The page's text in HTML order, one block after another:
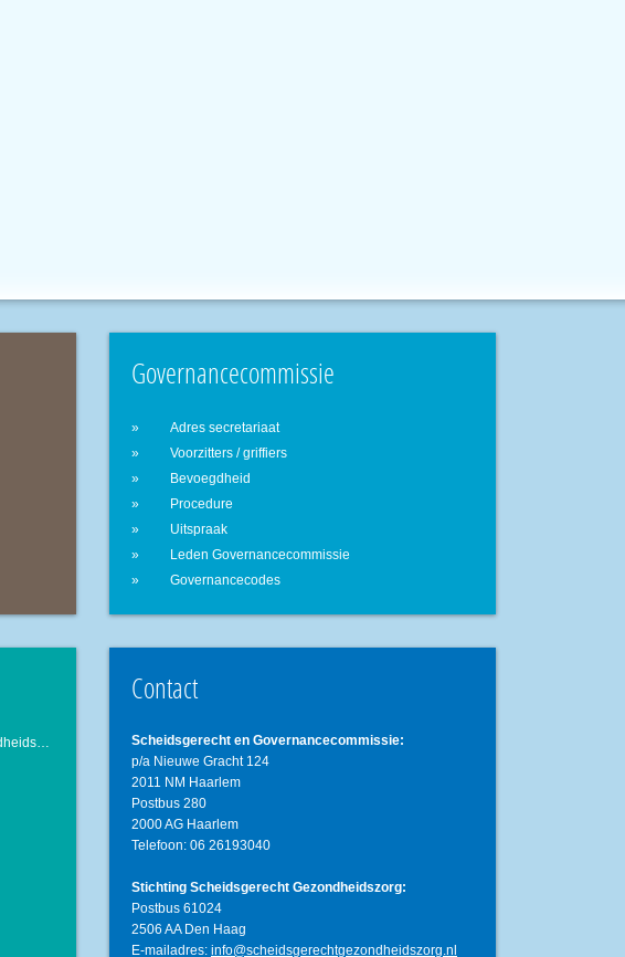
Governancecommissie
Adres secretariaat
Voorzitters / griffiers
Bevoegdheid
Procedure
Uitspraak
Leden Governancecommissie
Governancecodes
Statuten Stichting Scheidsgerecht Gezondheidszorg
Contact
Scheidsgerecht en Governancecommissie:
p/a Nieuwe Gracht 124
2011 NM Haarlem
Postbus 280
2000 AG Haarlem
Telefoon: 06 26193040
Stichting Scheidsgerecht Gezondheidszorg:
Postbus 61024
2506 AA Den Haag
E-mailadres: info@scheidsgerechtgezondheidszorg.nl